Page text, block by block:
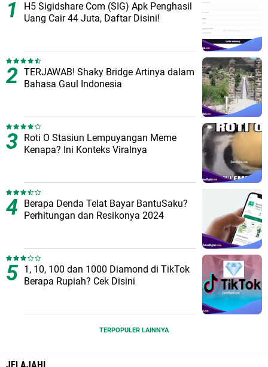
H5 Sigidshare Com (SIG) Apk Penghasil
Uang Cair 44 Juta, Daftar Disini!
TERJAWAB! Shaky Bridge Artinya dalam
Bahasa Gaul Indonesia
Roti O Stasiun Lempuyangan Meme
Kenapa? Ini Konteks Viralnya
Berapa Denda Telat Bayar BantuSaku?
Perhitungan dan Resikonya 2024
1, 10, 100 dan 1000 Diamond di TikTok
Berapa Rupiah? Cek Disini
TERPOPULER LAINNYA